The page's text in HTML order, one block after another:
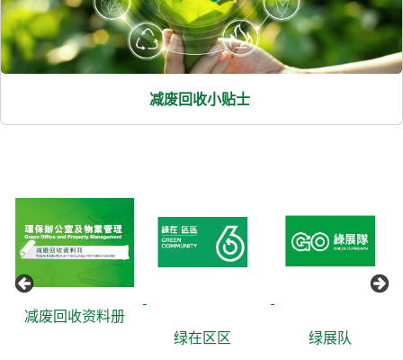
减废回收小贴士
减废回收资料册
绿在区区
绿展队